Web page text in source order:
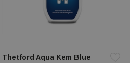
Thetford Aqua Kem Blue